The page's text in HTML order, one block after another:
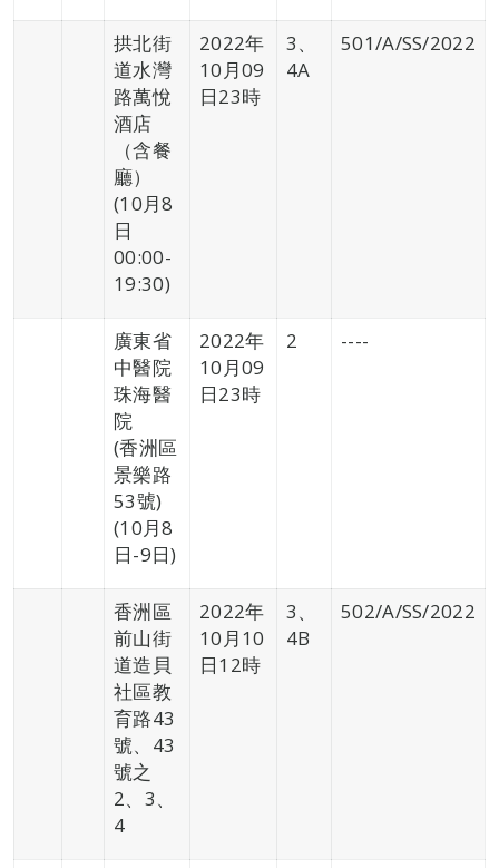
拱北街
道水灣
路萬悅
酒店
（含餐
廳）
(10月8
日
00:00-
19:30)
2022年
10月09
日23時
3、
4A
501/A/SS/2022
廣東省
中醫院
珠海醫
院
(香洲區
景樂路
53號)
(10月8
日-9日)
2022年
10月09
日23時
2 ----
香洲區
前山街
道造貝
社區教
育路43
號、43
號之
2、3、
4
2022年
10月10
日12時
3、
4B
502/A/SS/2022